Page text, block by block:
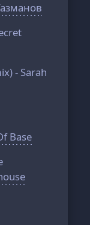
- Sarah
Base